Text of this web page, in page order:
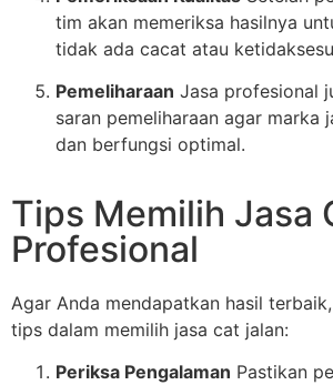
tim akan memeriksa hasilnya
tidak ada cacat atau
Pemeliharaan Jasa profesional
saran pemeliharaan agar marka
dan berfungsi optimal.
Tips Memilih Jasa
Profesional
Agar Anda mendapatkan hasil
tips dalam memilih jasa cat jalan:
Periksa Pengalaman Pastikan